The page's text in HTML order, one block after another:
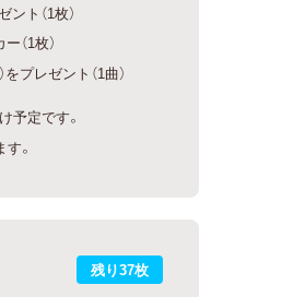
ト（1枚）
（1枚）
プレゼント（1曲）
予定です。
。
残り37枚